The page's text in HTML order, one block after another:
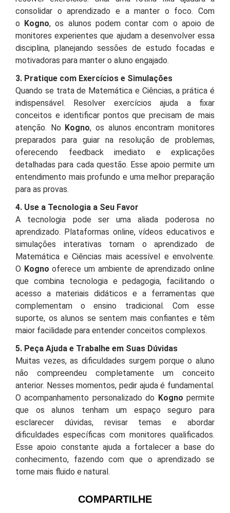
consolidar o aprendizado e a manter o foco. Com
o Kogno, os alunos podem contar com o apoio de
monitores experientes que ajudam a desenvolver essa
disciplina, planejando sessões de estudo focadas e
motivadoras para manter o aluno engajado.
3. Pratique com Exercícios e Simulações
Quando se trata de Matemática e Ciências, a prática é
indispensável. Resolver exercícios ajuda a fixar
conceitos e identificar pontos que precisam de mais
atenção. No Kogno, os alunos encontram monitores
preparados para guiar na resolução de problemas,
oferecendo feedback imediato e explicações
detalhadas para cada questão. Esse apoio permite um
entendimento mais profundo e uma melhor preparação
para as provas.
4. Use a Tecnologia a Seu Favor
A tecnologia pode ser uma aliada poderosa no
aprendizado. Plataformas online, vídeos educativos e
simulações interativas tornam o aprendizado de
Matemática e Ciências mais acessível e envolvente.
O Kognooferece um ambiente de aprendizado online
que combina tecnologia e pedagogia, facilitando o
acesso a materiais didáticos e a ferramentas que
complementam o ensino tradicional. Com esse
suporte, os alunos se sentem mais confiantes e têm
maior facilidade para entender conceitos complexos.
5. Peça Ajuda e Trabalhe em Suas Dúvidas
Muitas vezes, as dificuldades surgem porque o aluno
não compreendeu completamente um conceito
anterior. Nesses momentos, pedir ajuda é fundamental.
O acompanhamento personalizado do Kogno permite
que os alunos tenham um espaço seguro para
esclarecer dúvidas, revisar temas e abordar
dificuldades específicas com monitores qualificados.
Esse apoio constante ajuda a fortalecer a base do
conhecimento, fazendo com que o aprendizado se
torne mais fluido e natural.
COMPARTILHE